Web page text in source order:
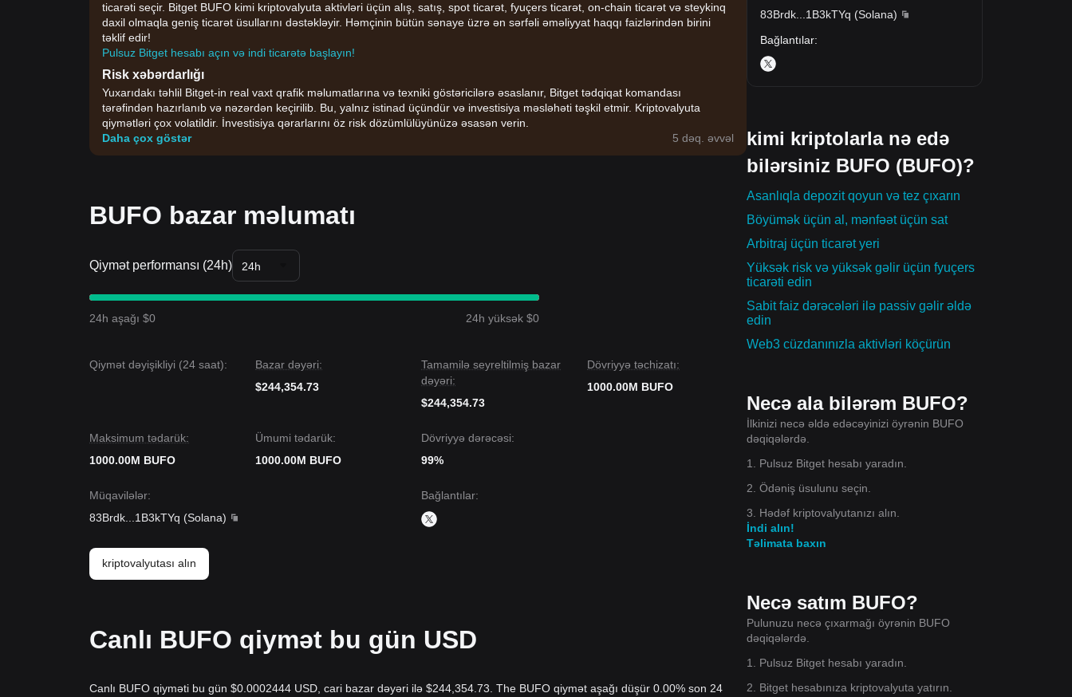
ticarəti seçir. Bitget BUFO kimi kriptovalyuta aktivləri üçün alış, satış, spot ticarət, fyuçers ticarət, on-chain ticarət və steykinq
daxil olmaqla geniş ticarət üsullarını dəstəkləyir. Həmçinin bütün sənaye üzrə ən sərfəli əməliyyat haqqı faizlərindən birini
təklif edir!
Pulsuz Bitget hesabı açın və indi ticarətə başlayın!
Risk xəbərdarlığı
Yuxarıdakı təhlil Bitget-in real vaxt qrafik məlumatlarına və texniki göstəricilərə əsaslanır, Bitget tədqiqat komandası
tərəfindən hazırlanıb və nəzərdən keçirilib. Bu, yalnız istinad üçündür və investisiya məsləhəti təşkil etmir. Kriptovalyuta
qiymətləri çox volatildir. İnvestisiya qərarlarını öz risk dözümlülüyünüzə əsasən verin.
Daha çox göstər
5 dəq. əvvəl
BUFO bazar məlumatı
Qiymət performansı (24h) 24h
24h aşağı $0 24h yüksək $0
Qiymət dəyişikliyi (24 saat):
Bazar dəyəri:
$244,354.73
Tamamilə seyreltilmiş bazar
dəyəri:
$244,354.73
Dövriyyə təchizatı:
1000.00M BUFO
Maksimum tədarük:
1000.00M BUFO
Ümumi tədarük:
1000.00M BUFO
Dövriyyə dərəcəsi:
99%
Müqavilələr:
83Brdk
1B3kTYq (Solana)
Bağlantılar:
kriptovalyutası alın
Canlı BUFO qiymət bu gün USD
Canlı BUFO qiyməti bu gün $0.0002444 USD, cari bazar dəyəri ilə $244,354.73. The BUFO qiymət aşağı düşür 0.00% son 24
83Brdk
1B3kTYq (Solana)
Bağlantılar:
kimi kriptolarla nə edə
bilərsiniz BUFO (BUFO)?
Asanlıqla depozit qoyun və tez çıxarın
Böyümək üçün al, mənfəət üçün sat
Arbitraj üçün ticarət yeri
Yüksək risk və yüksək gəlir üçün fyuçers
ticarəti edin
Sabit faiz dərəcələri ilə passiv gəlir əldə
edin
Web3 cüzdanınızla aktivləri köçürün
Necə ala bilərəm BUFO?
İlkinizi necə əldə edəcəyinizi öyrənin BUFO
dəqiqələrdə.
1. Pulsuz Bitget hesabı yaradın.
2. Ödəniş üsulunu seçin.
3. Hədəf kriptovalyutanızı alın.
İndi alın!
Təlimata baxın
Necə satım BUFO?
Pulunuzu necə çıxarmağı öyrənin BUFO
dəqiqələrdə.
1. Pulsuz Bitget hesabı yaradın.
2. Bitget hesabınıza kriptovalyuta yatırın.